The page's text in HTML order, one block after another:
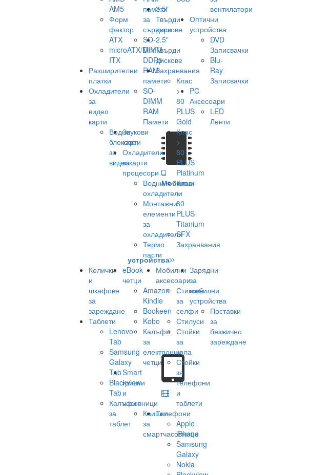
AM5
Форм
фактор
ATX
microATX/Mini-
ITX
Разширителни
платки
Охладители
за
видео
карти
Водни
блокове
за
видеокарти
памети
за
сървъри
SO-
DIMM
DDR5
RAM
памети
SO-
DIMM
RAM
Памети
Звукови
карти
Охладители
за
процесори
Водни
охладители
Монтажни
елементи
за
охладители
Термо
пасти
3.5"
Твърди
дискове
2.5"
Твърди
дискове
Захранвания
Клас
>
80
PLUS
Gold
Клас
>
80
PLUS
Platinum
Клас
>
80
PLUS
Titanium
SFX
Захранвания
вентилатори
Оптични
устройства
DVD
Записвачки
Blu-
Ray
Записвачки
PC
Аксесоари
LED
Ленти
Мобилни
устройства
Колички
и
шкафове
за
зареждане
Таблети
Lenovo
Tab
Samsung
Galaxy
Tab
Blackview
Tab
Калъфи
за
таблет
eBook
четци
Amazon
Kindle
Bookeen
Kobo
Калъфи
за
електронни
четци
Smart
гривни
и
часовници
Каишки
за
смартчасовници
Мобилни
аксесоари
Стикове
за
селфи
Стилуси
Стойки
за
кола
Стойки
за
телефони
и
таблети
Телефони
Apple
iPhone
Samsung
Galaxy
Nokia
Зарядни
за
мобилни
устройства
Поставки
за
безжично
зареждане